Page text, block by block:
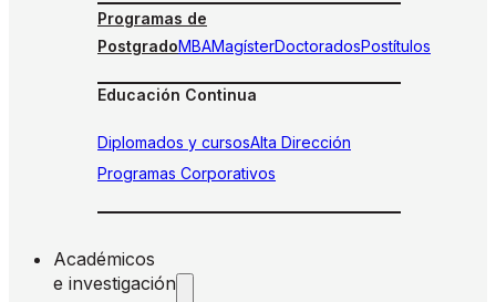
Programas de
PostgradoMBAMagísterDoctoradosPostítulos
Educación Continua
Diplomados y cursosAlta Dirección
Programas Corporativos
Académicos
e investigación